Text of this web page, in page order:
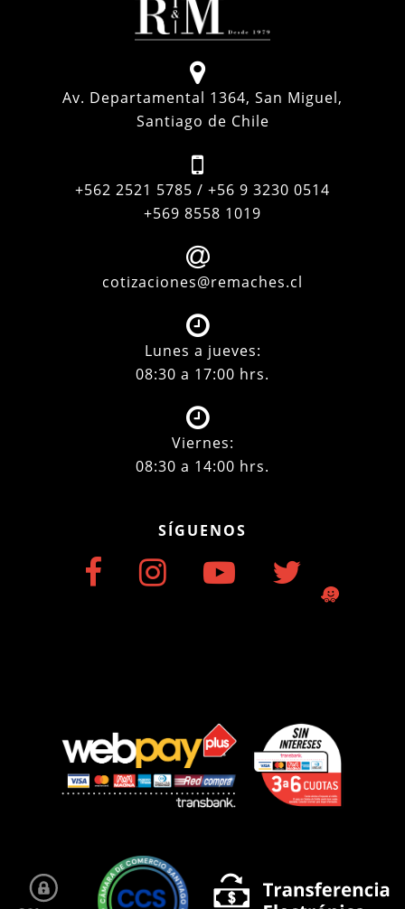
Av. Departamental 1364, San Miguel,
Santiago de Chile
+562 2521 5785 / +56 9 3230 0514
+569 8558 1019
cotizaciones@remaches.cl
Lunes a jueves:
08:30 a 17:00 hrs.
Viernes:
08:30 a 14:00 hrs.
SÍGUENOS